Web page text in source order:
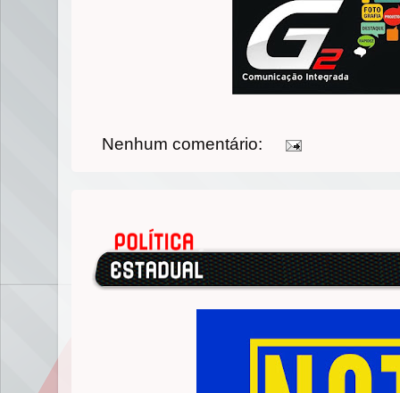
Nenhum comentário: